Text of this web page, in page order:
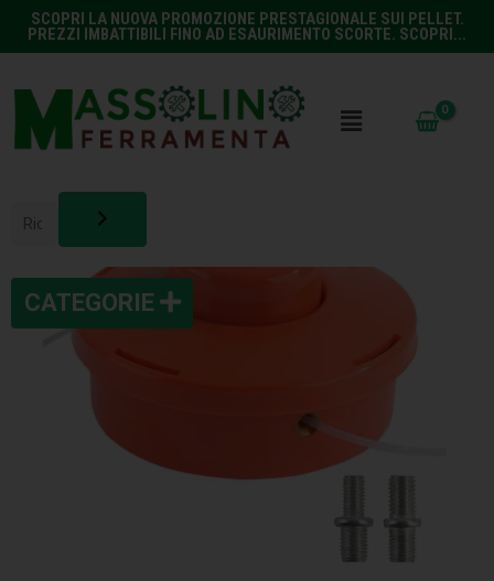
SCOPRI LA NUOVA PROMOZIONE PRESTAGIONALE SUI PELLET.
PREZZI IMBATTIBILI FINO AD ESAURIMENTO SCORTE. SCOPRI...